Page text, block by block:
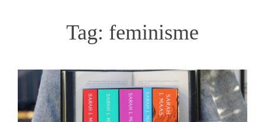
Tag: feminisme